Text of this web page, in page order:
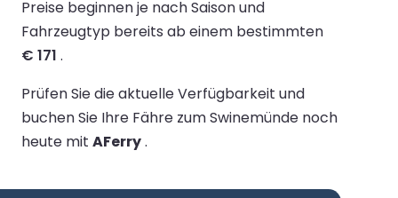
Preise beginnen je nach Saison und
Fahrzeugtyp bereits ab einem bestimmten
€ 171 .
Prüfen Sie die aktuelle Verfügbarkeit und
buchen Sie Ihre Fähre zum Swinemünde noch
heute mit AFerry.